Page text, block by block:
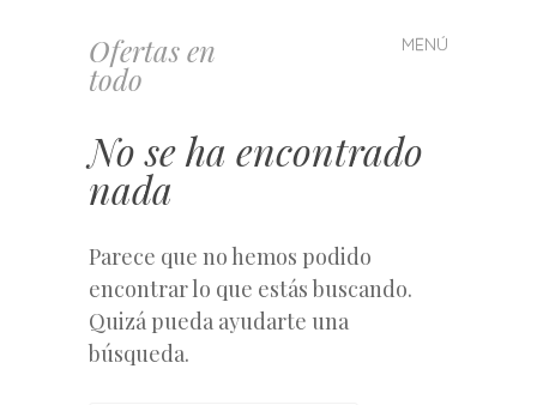
Ofertas en
todo
MENÚ
Saltar
al
No se ha encontrado
nada
Parece que no hemos podido
encontrar lo que estás buscando.
Quizá pueda ayudarte una
búsqueda.